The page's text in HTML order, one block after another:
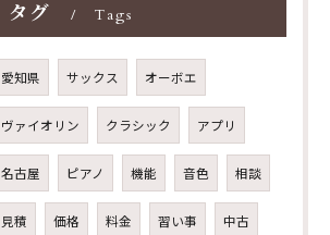
タグ Tags
愛知県 サックス オーボエ
ヴァイオリン クラシック アプリ
名古屋 ピアノ 機能 音色 相談
見積 価格 料金 習い事 中古